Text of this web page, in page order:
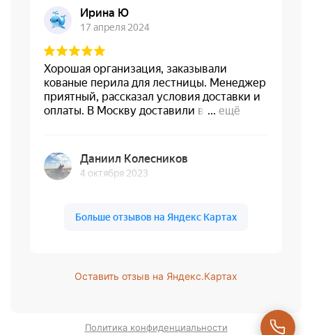
Оставить отзыв на Яндекс.Картах
Политика конфиденциальности